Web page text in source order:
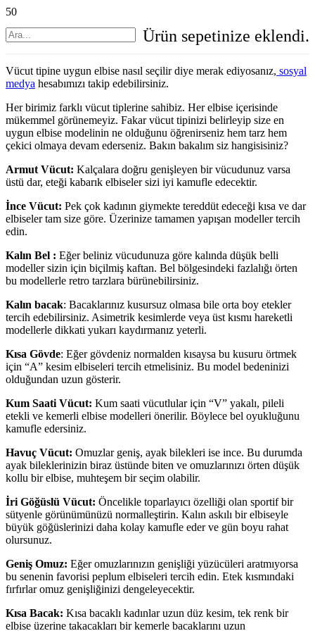
Ürün sepetinize eklendi.
Vücut tipine uygun elbise nasıl seçilir diye merak ediyosanız, sosyal
medya hesabımızı takip edebilirsiniz.
Her birimiz farklı vücut tiplerine sahibiz. Her elbise içerisinde
mükemmel görünemeyiz. Fakar vücut tipinizi belirleyip size en
uygun elbise modelinin ne olduğunu öğrenirseniz hem tarz hem
çekici olmaya devam ederseniz. Bakın bakalım siz hangisisiniz?
Armut Vücut: Kalçalara doğru genişleyen bir vücudunuz varsa
üstü dar, eteği kabarık elbiseler sizi iyi kamufle edecektir.
İnce Vücut: Pek çok kadının giymekte tereddüt edeceği kısa ve dar
elbiseler tam size göre. Üzerinize tamamen yapışan modeller tercih
edin.
Kalın Bel : Eğer beliniz vücudunuza göre kalında düşük belli
modeller sizin için biçilmiş kaftan. Bel bölgesindeki fazlalığı örten
bu modellerle retro tarzlara bürünebilirsiniz.
Kalın bacak: Bacaklarınız kusursuz olmasa bile orta boy etekler
tercih edebilirsiniz. Asimetrik kesimlerde veya üst kısmı hareketli
modellerle dikkati yukarı kaydırmanız yeterli.
Kısa Gövde: Eğer gövdeniz normalden kısaysa bu kusuru örtmek
için “A” kesim elbiseleri tercih etmelisiniz. Bu model bedeninizi
olduğundan uzun gösterir.
Kum Saati Vücut: Kum saati vücutlular için “V” yakalı, pileli
etekli ve kemerli elbise modelleri önerilir. Böylece bel oyukluğunu
kamufle edersiniz.
Havuç Vücut: Omuzlar geniş, ayak bilekleri ise ince. Bu durumda
ayak bileklerinizin biraz üstünde biten ve omuzlarınızı örten düşük
kollu bir elbise, muhteşem bir seçim olabilir.
İri Göğüslü Vücut: Öncelikle toparlayıcı özelliği olan sportif bir
sütyenle görünümünüzü normalleştirin. Kalın askılı bir elbiseyle
büyük göğüslerinizi daha kolay kamufle eder ve gün boyu rahat
olursunuz.
Geniş Omuz: Eğer omuzlarınızın genişliği yüzücüleri aratmıyorsa
bu senenin favorisi peplum elbiseleri tercih edin. Etek kısmındaki
fırfırlar omuz genişliğinizi dengeleyecektir.
Kısa Bacak: Kısa bacaklı kadınlar uzun düz kesim, tek renk bir
elbise üzerine takacakları bir kemerle bacaklarını uzun